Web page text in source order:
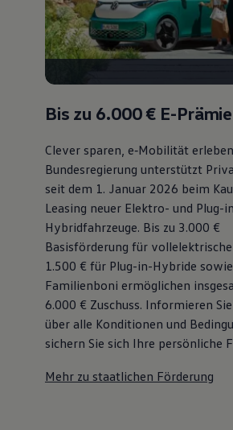
Bis zu 6.000 € E-
Clever sparen, e‑Mobilität
Bundesregierung unterstützt
seit dem 1. Januar 2026 beim
Leasing neuer Elektro- und Plug-
Hybridfahrzeuge. Bis zu 3.000 €
Basisförderung für vollelektrische
1.500 € für Plug-in-Hybride sowie
Familienboni ermöglichen
6.000 € Zuschuss⁠. Informieren
über alle Konditionen und
sichern Sie sich Ihre persönliche
Mehr zu staatlichen Förderung